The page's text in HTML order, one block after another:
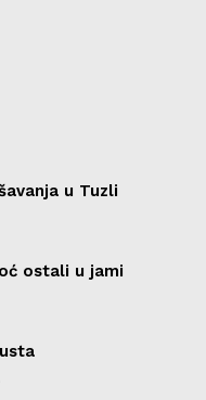
u Tuzli
ostali u jami